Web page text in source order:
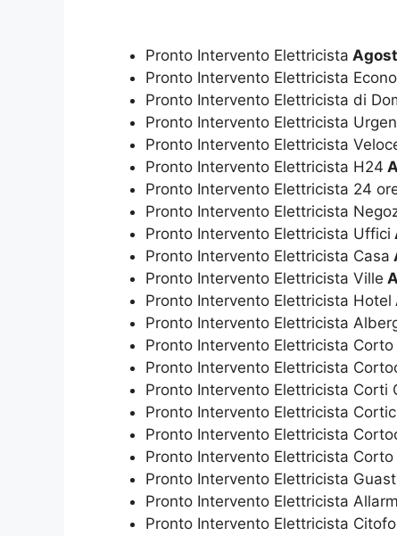
Pronto Intervento Elettricista
Pronto Intervento Elettricista
Pronto Intervento Elettricista di
Pronto Intervento Elettricista
Pronto Intervento Elettricista
Pronto Intervento Elettricista H24
Pronto Intervento Elettricista 24
Pronto Intervento Elettricista
Pronto Intervento Elettricista Uffici
Pronto Intervento Elettricista Casa
Pronto Intervento Elettricista Ville
Pronto Intervento Elettricista Hotel
Pronto Intervento Elettricista
Pronto Intervento Elettricista
Pronto Intervento Elettricista
Pronto Intervento Elettricista Corti
Pronto Intervento Elettricista
Pronto Intervento Elettricista
Pronto Intervento Elettricista Corto
Pronto Intervento Elettricista
Pronto Intervento Elettricista
Pronto Intervento Elettricista